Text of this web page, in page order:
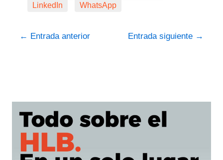
LinkedIn
WhatsApp
← Entrada anterior Entrada siguiente →